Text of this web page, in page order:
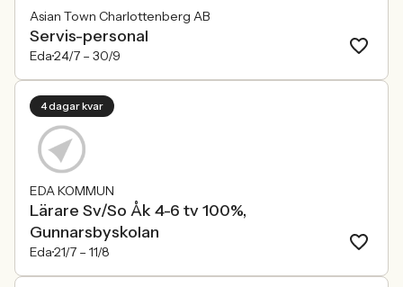
Asian Town Charlottenberg AB
Servis-personal
Eda24/7 – 30/9
4 dagar kvar
EDA KOMMUN
Lärare Sv/So Åk 4-6 tv 100%,
Gunnarsbyskolan
Eda21/7 – 11/8